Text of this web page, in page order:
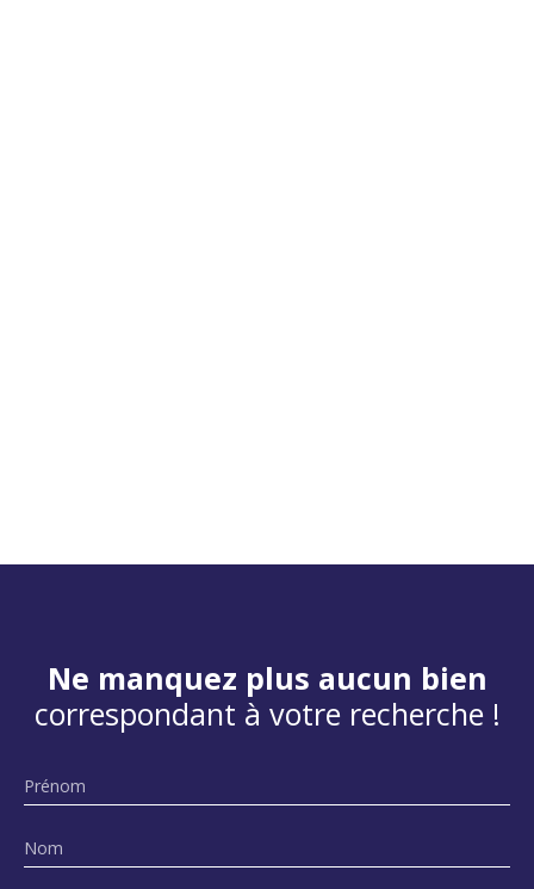
Ne manquez plus aucun bien
correspondant à votre recherche !
Prénom
Nom